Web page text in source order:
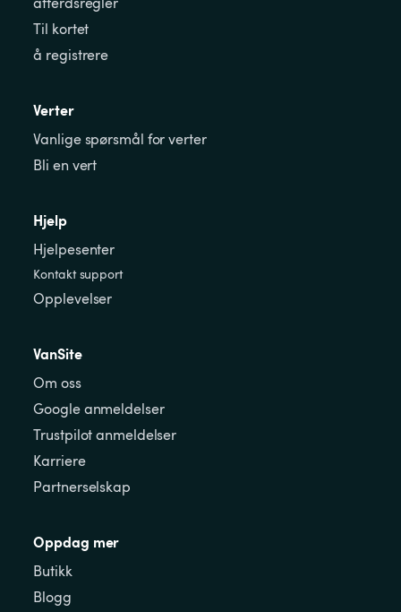
Til kortet
å registrere
Verter
Vanlige spørsmål for verter
Bli en vert
Hjelp
Hjelpesenter
Kontakt support
Opplevelser
VanSite
Om oss
Google anmeldelser
Trustpilot anmeldelser
Karriere
Partnerselskap
Oppdag mer
Butikk
Blogg